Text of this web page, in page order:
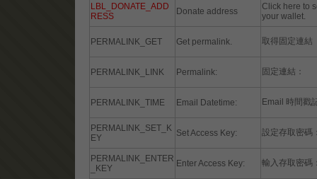
LBL_DONATE_ADD
RESS
Donate address
Click here to
your wallet.
PERMALINK_GET Get permalink. 取得固定連結
PERMALINK_LINK Permalink: 固定連結：
PERMALINK_TIME Email Datetime: Email 時間戳
PERMALINK_SET_K
EY
Set Access Key: 設定存取密碼
PERMALINK_ENTER
_KEY
Enter Access Key: 輸入存取密碼